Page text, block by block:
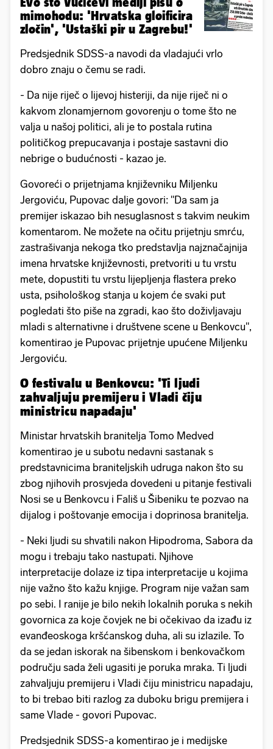
mimohodu: 'Hrvatska gloificira
zločin', 'Ustaški pir u Zagrebu!'
Predsjednik SDSS-a navodi da vladajući vrlo
dobro znaju o čemu se radi.
- Da nije riječ o lijevoj histeriji, da nije riječ ni o
kakvom zlonamjernom govorenju o tome što ne
valja u našoj politici, ali je to postala rutina
političkog prepucavanja i postaje sastavni dio
nebrige o budućnosti - kazao je.
Govoreći o prijetnjama književniku Miljenku
Jergoviću, Pupovac dalje govori: "Da sam ja
premijer iskazao bih nesuglasnost s takvim neukim
komentarom. Ne možete na očitu prijetnju smrću,
zastrašivanja nekoga tko predstavlja najznačajnija
imena hrvatske književnosti, pretvoriti u tu vrstu
mete, dopustiti tu vrstu lijepljenja flastera preko
usta, psihološkog stanja u kojem će svaki put
pogledati što piše na zgradi, kao što doživljavaju
mladi s alternativne i društvene scene u Benkovcu",
komentirao je Pupovac prijetnje upućene Miljenku
Jergoviću.
O festivalu u Benkovcu: 'Ti ljudi
zahvaljuju premijeru i Vladi čiju
ministricu napadaju'
Ministar hrvatskih branitelja Tomo Medved
komentirao je u subotu nedavni sastanak s
predstavnicima braniteljskih udruga nakon što su
zbog njihovih prosvjeda dovedeni u pitanje festivali
Nosi se u Benkovcu i Fališ u Šibeniku te pozvao na
dijalog i poštovanje emocija i doprinosa branitelja.
- Neki ljudi su shvatili nakon Hipodroma, Sabora da
mogu i trebaju tako nastupati. Njihove
interpretacije dolaze iz tipa interpretacije u kojima
nije važno što kažu knjige. Program nije važan sam
po sebi. I ranije je bilo nekih lokalnih poruka s nekih
govornica za koje čovjek ne bi očekivao da izađu iz
evanđeoskoga kršćanskog duha, ali su izlazile. To
da se jedan iskorak na šibenskom i benkovačkom
području sada želi ugasiti je poruka mraka. Ti ljudi
zahvaljuju premijeru i Vladi čiju ministricu napadaju,
to bi trebao biti razlog za duboku brigu premijera i
same Vlade - govori Pupovac.
Predsjednik SDSS-a komentirao je i medijske